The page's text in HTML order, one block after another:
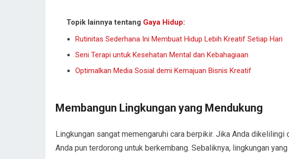
Topik lainnya tentang Gaya Hidup:
Rutinitas Sederhana Ini Membuat Hidup Lebih Kreatif Setiap Hari
Seni Terapi untuk Kesehatan Mental dan Kebahagiaan
Optimalkan Media Sosial demi Kemajuan Bisnis Kreatif
Membangun Lingkungan yang Mendukung
Lingkungan sangat memengaruhi cara berpikir. Jika Anda
Anda pun terdorong untuk berkembang. Sebaliknya, lingkungan